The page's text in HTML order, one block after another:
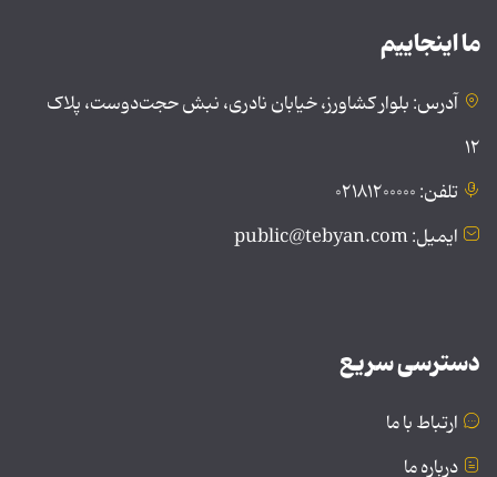
ما اینجاییم
آدرس: بلوار کشاورز، خیابان نادری، نبش حجت‌دوست، پلاک
۱۲
تلفن: ۰۲۱۸۱۲۰۰۰۰۰
ایمیل: public@tebyan.com
دسترسی سریع
ارتباط با ما
درباره ما